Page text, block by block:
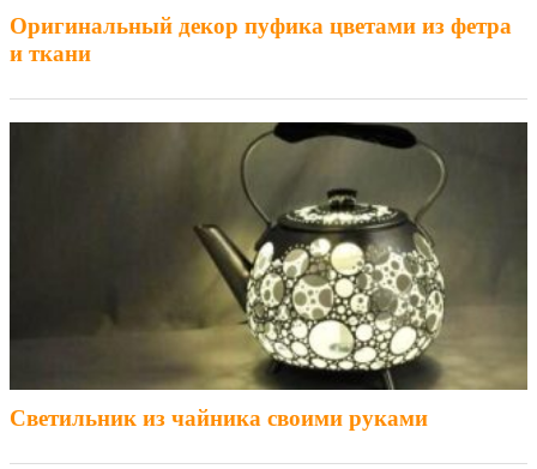
Оригинальный декор пуфика цветами из фетра
и ткани
Светильник из чайника своими руками